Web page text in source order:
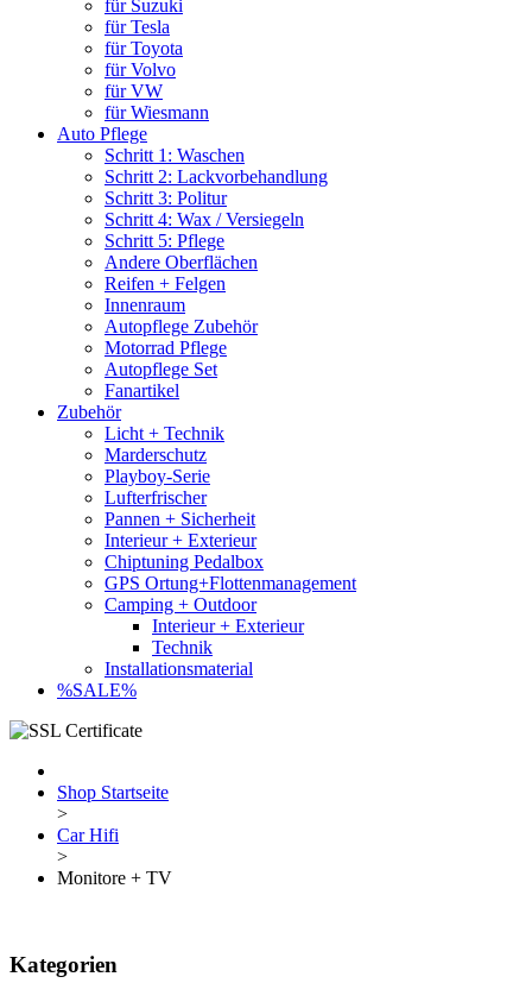
für Suzuki
für Tesla
für Toyota
für Volvo
für VW
für Wiesmann
Auto Pflege
Schritt 1: Waschen
Schritt 2: Lackvorbehandlung
Schritt 3: Politur
Schritt 4: Wax / Versiegeln
Schritt 5: Pflege
Andere Oberflächen
Reifen + Felgen
Innenraum
Autopflege Zubehör
Motorrad Pflege
Autopflege Set
Fanartikel
Zubehör
Licht + Technik
Marderschutz
Playboy-Serie
Lufterfrischer
Pannen + Sicherheit
Interieur + Exterieur
Chiptuning Pedalbox
GPS Ortung+Flottenmanagement
Camping + Outdoor
Interieur + Exterieur
Technik
Installationsmaterial
%SALE%
Shop Startseite
>
Car Hifi
>
Monitore + TV
Kategorien